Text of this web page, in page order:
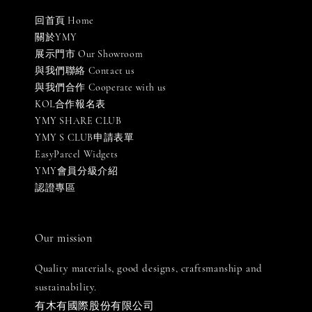
回首頁 Home
關於YMY
展示門市 Our Showroom
與我們聯絡 Contact us
與我們合作 Cooperate with us
KOL合作報名表
YMY SHARE CLUB
YMY S CLUB申請表單
EasyParcel Widgets
YMY會員分級介紹
認證專區
Our mission
Quality materials, good designs, craftsmanship and
sustainability.
有木有國際股份有限公司